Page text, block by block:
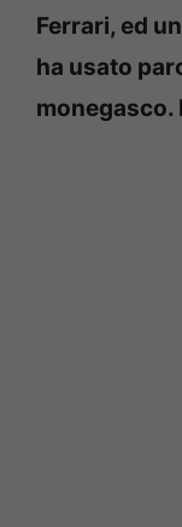
Ferrari, ed
ha usato
monegasco.